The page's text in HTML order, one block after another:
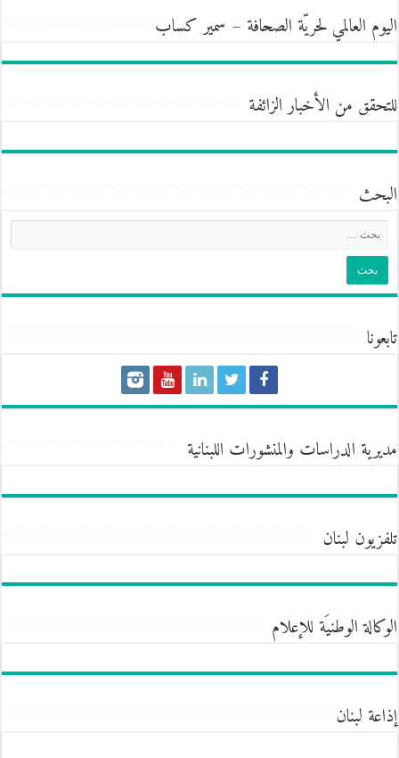
اليوم العالمي لحريّة الصحافة – سمير كساب
للتحقق من الأخبار الزائفة
البحث
تابعونا
مديرية الدراسات والمنشورات اللبنانية
تلفزيون لبنان
الوكالة الوطنيَة للإعلام
إذاعة لبنان